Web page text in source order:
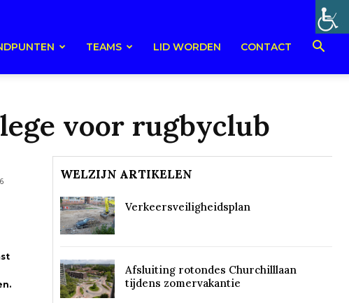
TEAMS LID WORDEN CONTACT
voor rugbyclub
WELZIJN ARTIKELEN
Verkeersveiligheidsplan
Afsluiting rotondes Churchilllaan
tijdens zomervakantie